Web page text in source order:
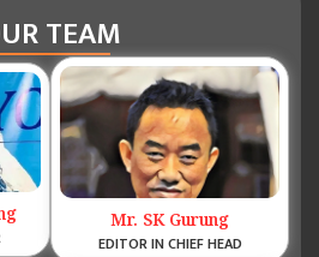
TEAM
Mr. SK Gurung
EDITOR IN CHIEF HEAD